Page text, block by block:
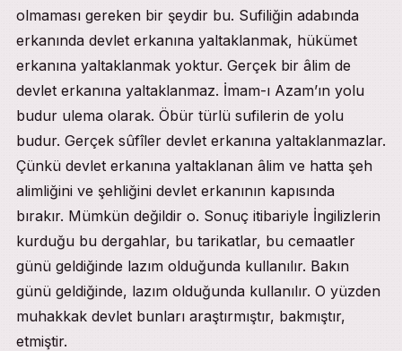
olmaması gereken bir şeydir bu. Sufiliğin adabında
erkanında devlet erkanına yaltaklanmak, hükümet
erkanına yaltaklanmak yoktur. Gerçek bir âlim de
devlet erkanına yaltaklanmaz. İmam-ı Azam’ın yolu
budur ulema olarak. Öbür türlü sufilerin de yolu
budur. Gerçek sûfîler devlet erkanına yaltaklanmazlar.
Çünkü devlet erkanına yaltaklanan âlim ve hatta şeh
alimliğini ve şehliğini devlet erkanının kapısında
bırakır. Mümkün değildir o. Sonuç itibariyle İngilizlerin
kurduğu bu dergahlar, bu tarikatlar, bu cemaatler
günü geldiğinde lazım olduğunda kullanılır. Bakın
günü geldiğinde, lazım olduğunda kullanılır. O yüzden
muhakkak devlet bunları araştırmıştır, bakmıştır,
etmiştir.